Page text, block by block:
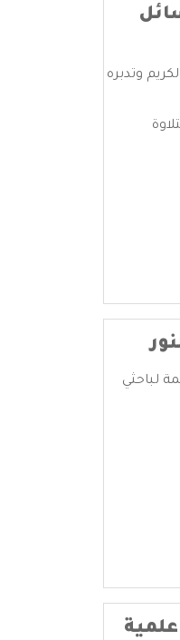
وتدبره
لباحثي